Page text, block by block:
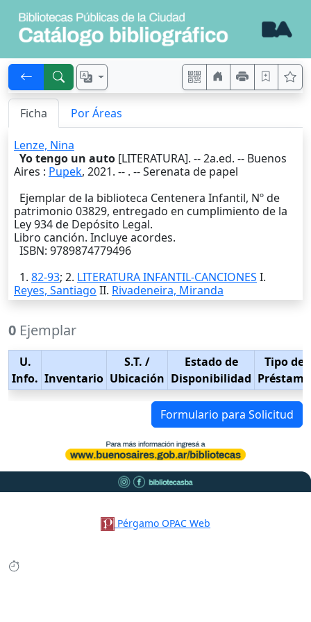
Ficha Por Áreas
Lenze, Nina
Yo tengo un auto [LITERATURA]. --2a.ed. -- Buenos
Aires : Pupek, 2021. -- . -- Serenata de papel
Ejemplar de la biblioteca Centenera Infantil, Nº de
patrimonio 03829, entregado en cumplimiento de la
Ley 934 de Depósito Legal.
Libro canción. Incluye acordes.
ISBN: 9789874779496
1. 82-93; 2. LITERATURA INFANTIL-CANCIONES I.
Reyes, Santiago II. Rivadeneira, Miranda
0 Ejemplar
U.
Info. Inventario
S.T. /
Ubicación
Estado de
Disponibilidad
Tipo de
Préstamo
Formulario para Solicitud
Pérgamo OPAC Web